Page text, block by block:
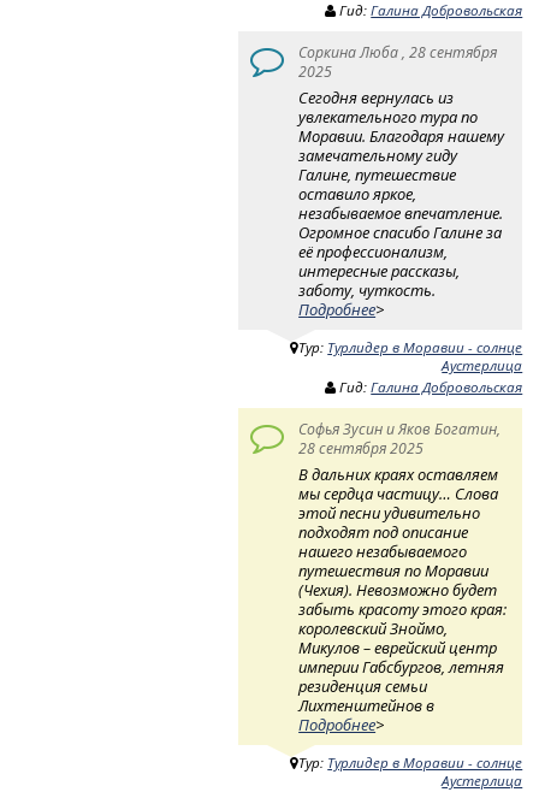
Гид:Галина Добровольская
Соркина Люба , 28 сентября
2025
Сегодня вернулась из
увлекательного тура по
Моравии. Благодаря нашему
замечательному гиду
Галине, путешествие
оставило яркое,
незабываемое впечатление.
Огромное спасибо Галине за
её профессионализм,
интересные рассказы,
заботу, чуткость.
Подробнее>
Тур: Турлидер в Моравии - солнце
Аустерлица
Гид:Галина Добровольская
Софья Зусин и Яков Богатин,
28 сентября 2025
В дальних краях оставляем
мы сердца частицу… Слова
этой песни удивительно
подходят под описание
нашего незабываемого
путешествия по Моравии
(Чехия). Невозможно будет
забыть красоту этого края:
королевский Зноймо,
Микулов – еврейский центр
империи Габсбургов, летняя
резиденция семьи
Лихтенштейнов в
Подробнее>
Тур: Турлидер в Моравии - солнце
Аустерлица